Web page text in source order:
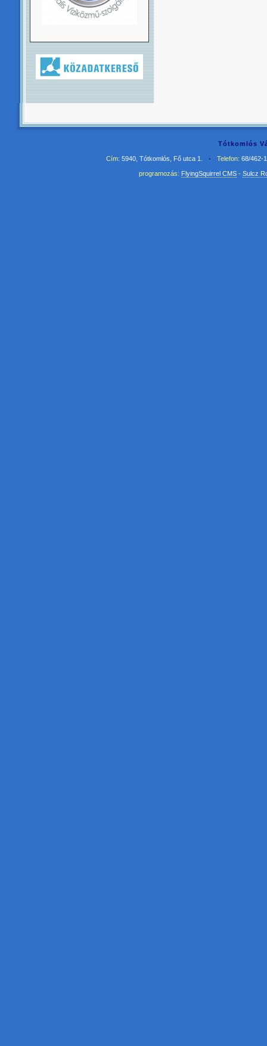
Tótkomlós
Cím: 5940, Tótkomlós, Fő utca 1. • Telefon: 68/462-
programozás: FlyingSquirrel CMS- Sulcz